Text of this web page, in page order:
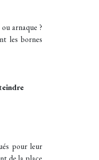
arnaque ?
les bornes
pour leur